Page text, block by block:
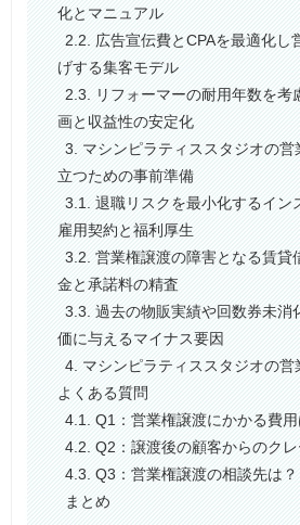
化とマニュアル
2.2. 広告宣伝費とCPAを最適化し
げする集客モデル
2.3. リフォーマーの耐用年数を考
画と収益性の安定化
3. マシンピラティススタジオの営
立つための事前準備
3.1. 退職リスクを最小化するイン
雇用契約と福利厚生
3.2. 営業権譲渡の障害となる賃貸
金と承諾料の精査
3.3. 過去の物販実績や回数券未消
価に与えるマイナス要因
4. マシンピラティススタジオの営
よくある質問
4.1. Q1：営業権譲渡にかかる費用
4.2. Q2：譲渡後の顧客からのクレ
4.3. Q3：営業権譲渡の相談先は？
まとめ